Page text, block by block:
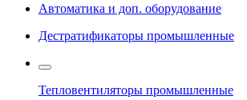
Автоматика и доп. оборудование
Дестратификаторы промышленные
Тепловентиляторы промышленные